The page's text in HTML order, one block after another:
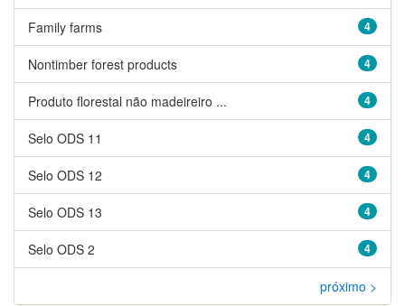
4
Family farms
4
Nontimber forest products
4
Produto florestal não madeireiro ...
4
Selo ODS 11
4
Selo ODS 12
4
Selo ODS 13
4
Selo ODS 2
próximo >